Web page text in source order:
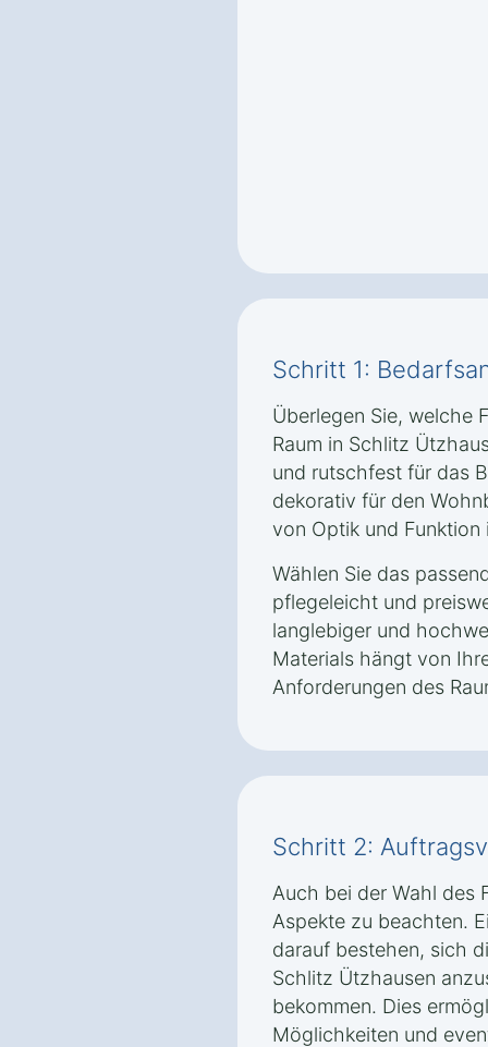
Schritt 1:
Überlegen Sie, welche
Raum in Schlitz
und rutschfest für das
dekorativ für den
von Optik und
Wählen Sie das
pflegeleicht und
langlebiger und
Materials hängt von
Anforderungen des
Schritt 2:
Auch bei der Wahl des
Aspekte zu beachten.
darauf bestehen, sich
Schlitz Ützhausen
bekommen. Dies
Möglichkeiten und